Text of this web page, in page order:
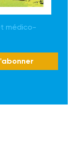
médico-